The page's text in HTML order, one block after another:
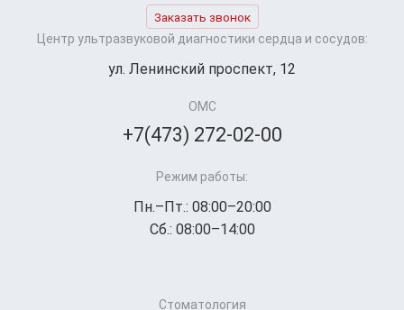
Заказать звонок
Центр ультразвуковой диагностики сердца и сосудов:
ул. Ленинский проспект, 12
ОМС
+7(473) 272-02-00
Режим работы:
Пн.–Пт.: 08:00–20:00
Сб.: 08:00–14:00
Стоматология